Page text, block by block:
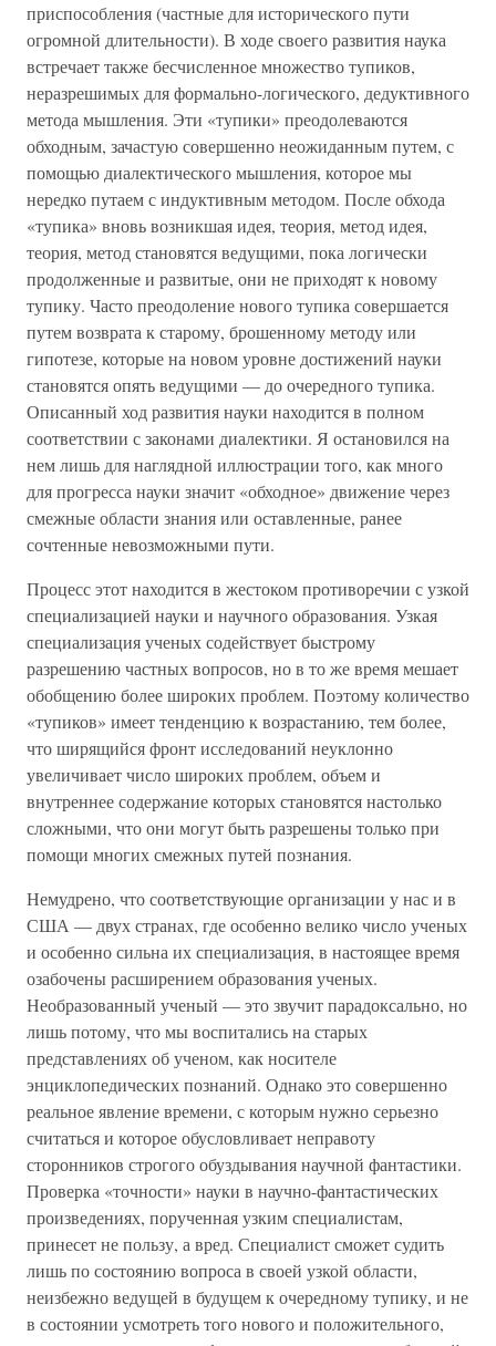
приспособления (частные для исторического пути
огромной длительности). В ходе своего развития наука
встречает также бесчисленное множество тупиков,
неразрешимых для формально-логического, дедуктивного
метода мышления. Эти «тупики» преодолеваются
обходным, зачастую совершенно неожиданным путем, с
помощью диалектического мышления, которое мы
нередко путаем с индуктивным методом. После обхода
«тупика» вновь возникшая идея, теория, метод идея,
теория, метод становятся ведущими, пока логически
продолженные и развитые, они не приходят к новому
тупику. Часто преодоление нового тупика совершается
путем возврата к старому, брошенному методу или
гипотезе, которые на новом уровне достижений науки
становятся опять ведущими — до очередного тупика.
Описанный ход развития науки находится в полном
соответствии с законами диалектики. Я остановился на
нем лишь для наглядной иллюстрации того, как много
для прогресса науки значит «обходное» движение через
смежные области знания или оставленные, ранее
сочтенные невозможными пути.
Процесс этот находится в жестоком противоречии с узкой
специализацией науки и научного образования. Узкая
специализация ученых содействует быстрому
разрешению частных вопросов, но в то же время мешает
обобщению более широких проблем. Поэтому количество
«тупиков» имеет тенденцию к возрастанию, тем более,
что ширящийся фронт исследований неуклонно
увеличивает число широких проблем, объем и
внутреннее содержание которых становятся настолько
сложными, что они могут быть разрешены только при
помощи многих смежных путей познания.
Немудрено, что соответствующие организации у нас и в
США — двух странах, где особенно велико число ученых
и особенно сильна их специализация, в настоящее время
озабочены расширением образования ученых.
Необразованный ученый — это звучит парадоксально, но
лишь потому, что мы воспитались на старых
представлениях об ученом, как носителе
энциклопедических познаний. Однако это совершенно
реальное явление времени, с которым нужно серьезно
считаться и которое обусловливает неправоту
сторонников строгого обуздывания научной фантастики.
Проверка «точности» науки в научно-фантастических
произведениях, порученная узким специалистам,
принесет не пользу, а вред. Специалист сможет судить
лишь по состоянию вопроса в своей узкой области,
неизбежно ведущей в будущем к очередному тупику, и не
в состоянии усмотреть того нового и положительного,